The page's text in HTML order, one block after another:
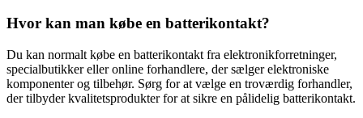
Hvor kan man købe en batterikontakt?
Du kan normalt købe en batterikontakt fra elektronikforretninger,
specialbutikker eller online forhandlere, der sælger elektroniske
komponenter og tilbehør. Sørg for at vælge en troværdig forhandler,
der tilbyder kvalitetsprodukter for at sikre en pålidelig batterikontakt.